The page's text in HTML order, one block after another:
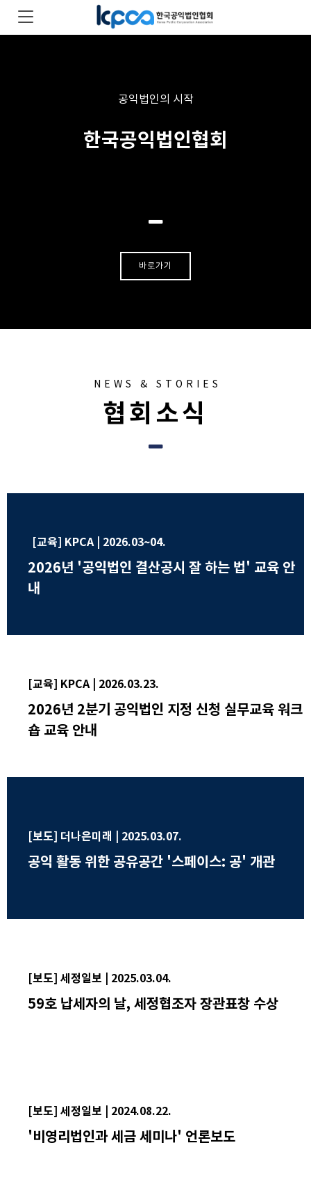
공익법인의 시작
한국공익법인협회
바로가기
NEWS & STORIES
협회소식
[교육] KPCA | 2026.03~04.
2026년 '공익법인 결산공시 잘 하는 법' 교육 안
내
[교육] KPCA | 2026.03.23.
2026년 2분기 공익법인 지정 신청 실무교육 워크
숍 교육 안내
[보도] 더나은미래 | 2025.03.07.
공익 활동 위한 공유공간 '스페이스: 공' 개관
[보도] 세정일보 | 2025.03.04.
59호 납세자의 날, 세정협조자 장관표창 수상
[보도] 세정일보 | 2024.08.22.
'비영리법인과 세금 세미나' 언론보도